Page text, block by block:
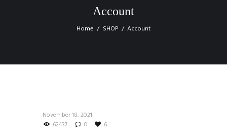
Account
Home SHOP Account
November 18, 2021
62437
0 6